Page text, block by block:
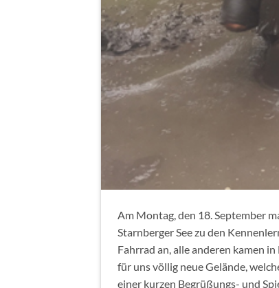
Am Montag, den 18. September
Starnberger See zu den
Fahrrad an, alle anderen kamen
für uns völlig neue Gelände,
einer kurzen Begrüßungs- und